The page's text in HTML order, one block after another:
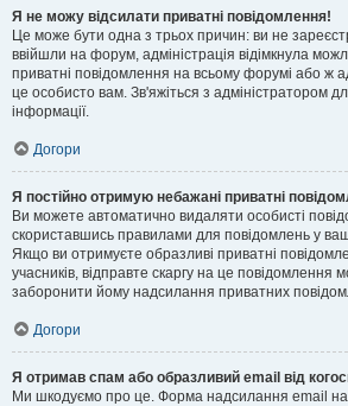
Я не можу відсилати приватні повідомлення!
Це може бути одна з трьох причин: ви не
ввійшли на форум, адміністрація відімкнула
приватні повідомлення на всьому форумі або ж
це особисто вам. Зв'яжіться з адміністратором
інформації.
Догори
Я постійно отримую небажані приватні
Ви можете автоматично видаляти особисті
скориставшись правилами для повідомлень у
Якщо ви отримуєте образливі приватні
учасників, відправте скаргу на це
заборонити йому надсилання приватних
Догори
Я отримав спам або образливий email від
Ми шкодуємо про це. Форма надсилання email